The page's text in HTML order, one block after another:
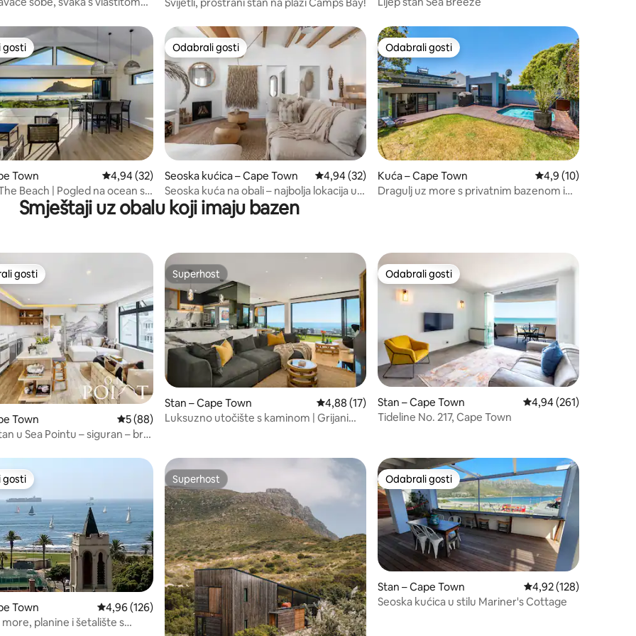
recenzija: 121
gosti
gosti
Town Prosječna ocjena: 4,94/5, recenzija: 32
4,94 (32)
Beach | Pogled na ocean s 2
Odabrali gosti
Odabrali gosti
Seoska kućica – Cape Town Prosječna ocjena: 4,94/5, recenzija: 32
4,94 (32)
Seoska kuća na obali – najbolja lokacija u
Bakovenu
Odabrali gosti
Odabrali gosti
Kuća – Cape Town Prosječna ocjena:
4,9 (10)
Dragulj uz more s privatnim bazenom i
Smještaji uz obalu koji imaju bazen
recenzija: 231
rangiranima s oznakom „Odabrali gosti”
gosti
Town Prosječna ocjena: 5/5, recenzija: 88
5 (88)
u Sea Pointu – siguran – brz
Superhost
Superhost
Stan – Cape Town Prosječna ocjena: 4,88/5, recenzija: 17
4,88 (17)
Luksuzno utočište s kaminom | Grijani
Odabrali gosti
Odabrali gosti
Stan – Cape Town Prosječna ocjena:
4,94 (261)
Tideline No. 217, Cape Town
recenzija: 128
gosti
gosti
Town Prosječna ocjena: 4,96/5, recenzija: 126
4,96 (126)
more, planine i šetalište s
Superhost
Superhost Odabrali gosti
Odabrali gosti
Stan – Cape Town Prosječna ocjena:
4,92 (128)
Seoska kućica u stilu Mariner's Cottage